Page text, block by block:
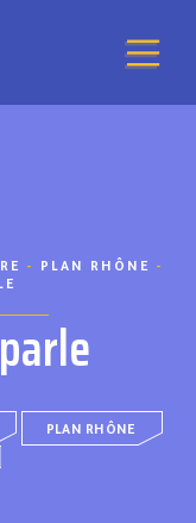
- PLAN RHÔNE
-
PLAN RHÔNE